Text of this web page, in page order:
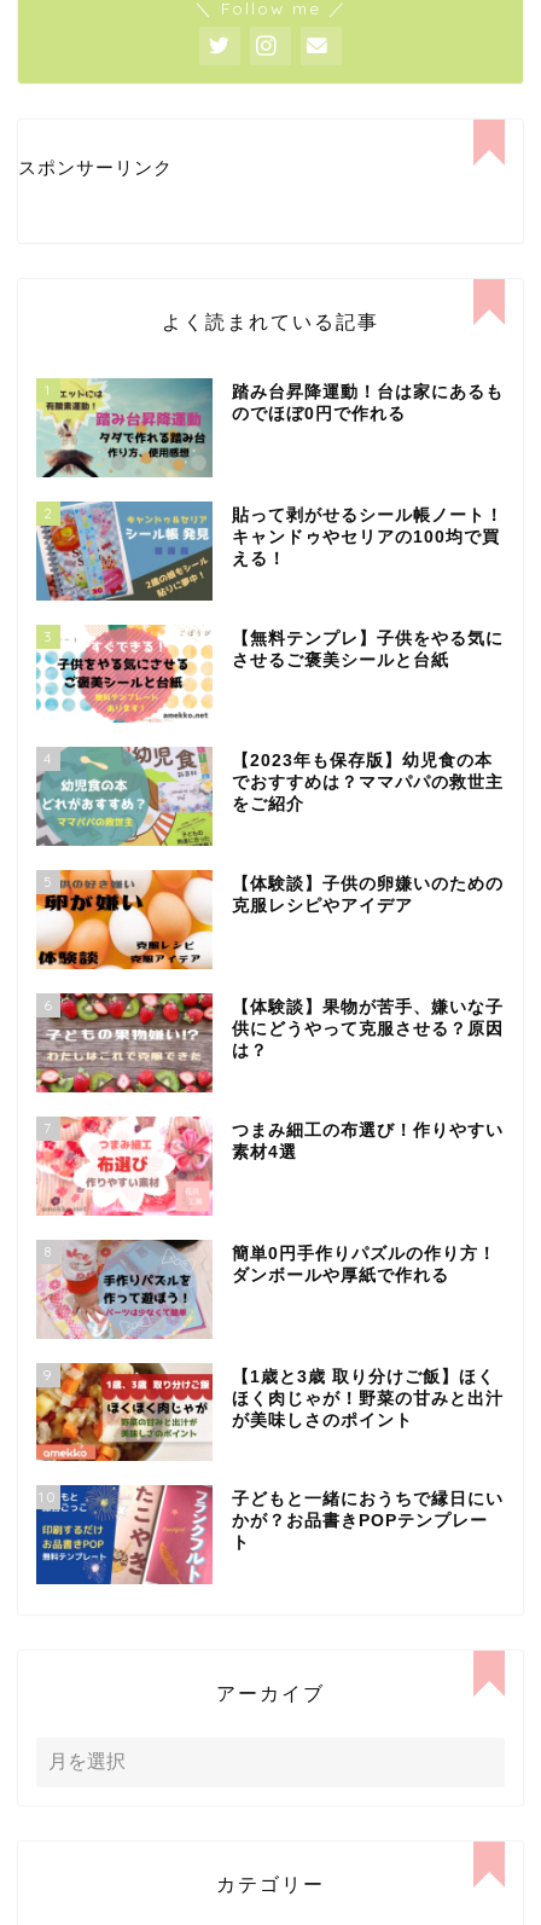
＼ Follow me ／
スポンサーリンク
よく読まれている記事
1
踏み台昇降運動！台は家にあるも
のでほぼ0円で作れる
2
貼って剥がせるシール帳ノート！
キャンドゥやセリアの100均で買
える！
3
【無料テンプレ】子供をやる気に
させるご褒美シールと台紙
4
【2023年も保存版】幼児食の本
でおすすめは？ママパパの救世主
をご紹介
5
【体験談】子供の卵嫌いのための
克服レシピやアイデア
6
【体験談】果物が苦手、嫌いな子
供にどうやって克服させる？原因
は？
7
つまみ細工の布選び！作りやすい
素材4選
8
簡単0円手作りパズルの作り方！
ダンボールや厚紙で作れる
9
【1歳と3歳 取り分けご飯】ほく
ほく肉じゃが！野菜の甘みと出汁
が美味しさのポイント
10
子どもと一緒におうちで縁日にい
かが？お品書きPOPテンプレー
ト
アーカイブ
カテゴリー